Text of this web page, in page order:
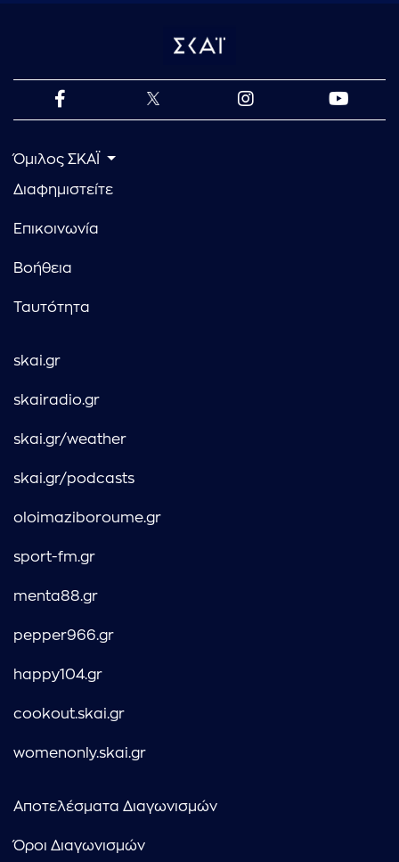
Όμιλος ΣΚΑΪ
Διαφημιστείτε
Επικοινωνία
Βοήθεια
Ταυτότητα
skai.gr
skairadio.gr
skai.gr/weather
skai.gr/podcasts
oloimaziboroume.gr
sport-fm.gr
menta88.gr
pepper966.gr
happy104.gr
cookout.skai.gr
womenonly.skai.gr
Αποτελέσματα Διαγωνισμών
Όροι Διαγωνισμών